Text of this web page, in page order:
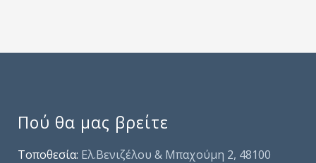
Πού θα μας βρείτε
Τοποθεσία: Ελ.Βενιζέλου & Μπαχούμη 2, 48100